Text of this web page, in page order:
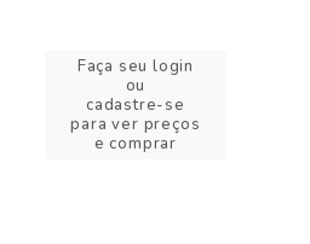
Faça seu login
ou
cadastre-se
para ver preços
e comprar